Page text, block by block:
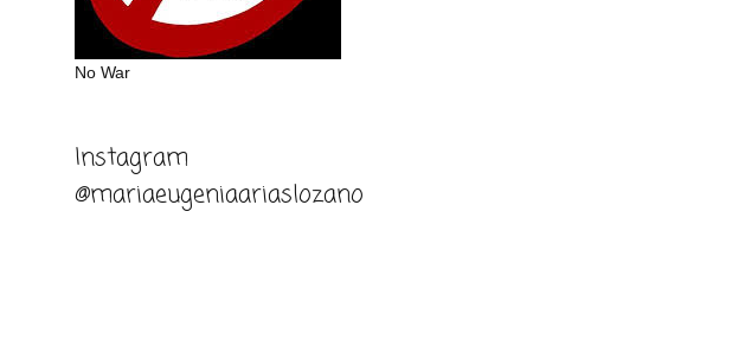
No War
Instagram
@mariaeugeniaariaslozano